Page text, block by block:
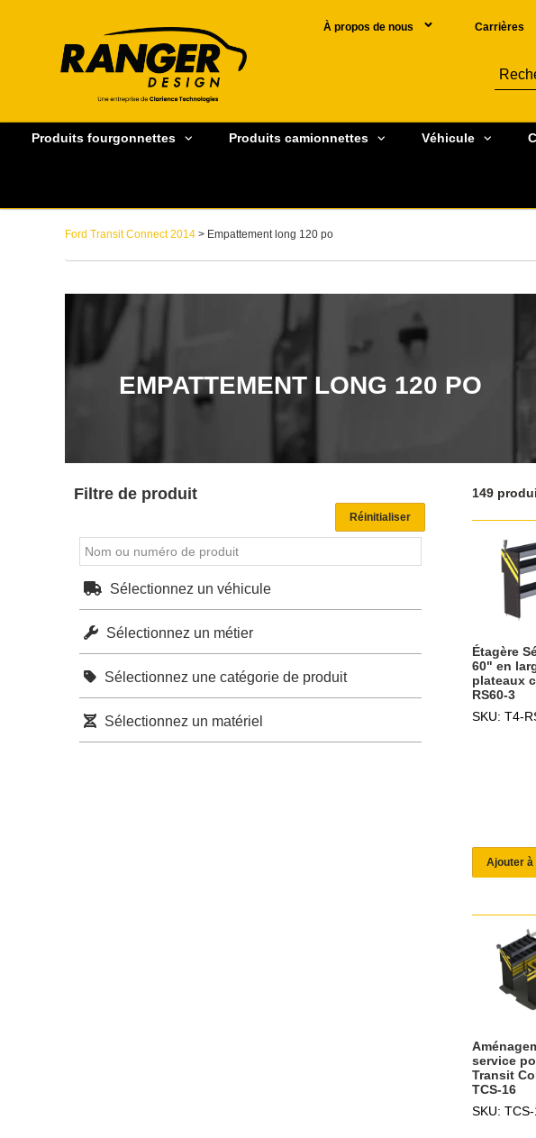
À propos de nous Carrières
Produits fourgonnettes Produits camionnettes Véhicule
Ford Transit Connect 2014 > Empattement long 120 po
EMPATTEMENT LONG 120 PO
149
Étagère
60" en
plateaux
RS60-3
SKU: T4-
Ajouter à
service
Transit
TCS-16
SKU:
Filtre de produit
Sélectionnez un véhicule
Sélectionnez un métier
Sélectionnez une catégorie de produit
Sélectionnez un matériel